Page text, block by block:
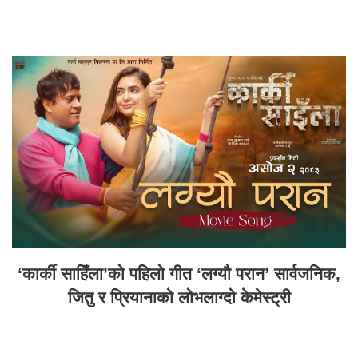
‘कार्की साहिँला’को पहिलो गीत ‘लग्यौ परान’ सार्वजनिक,
जितु र प्रियानाको लोभलाग्दो केमेस्ट्री